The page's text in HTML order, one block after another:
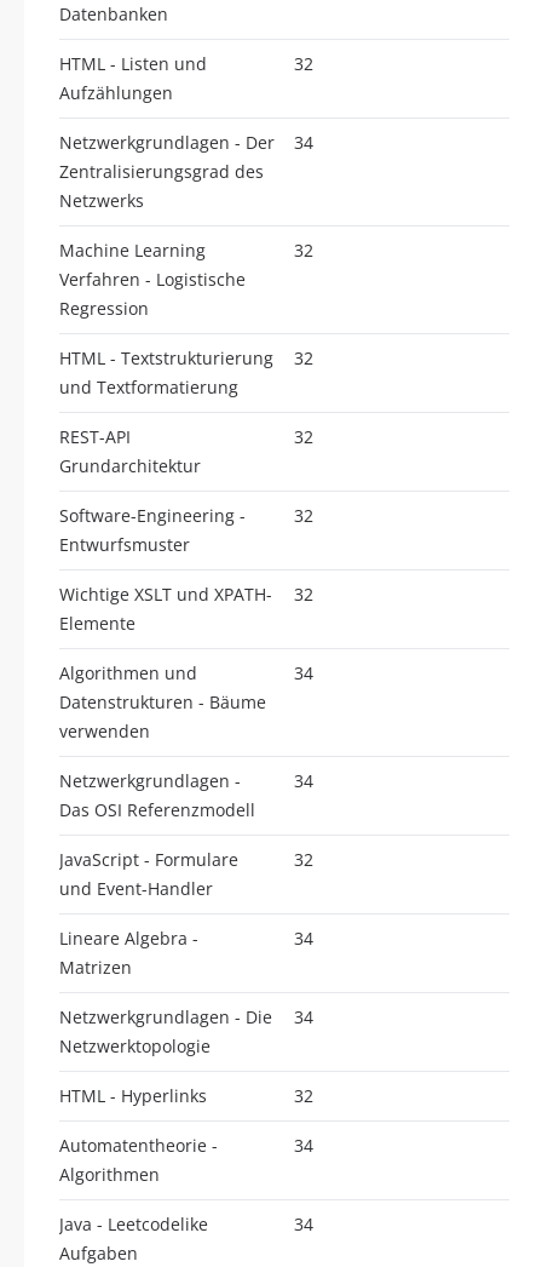
Datenbanken
HTML - Listen und
Aufzählungen
32
Netzwerkgrundlagen - Der
Zentralisierungsgrad des
Netzwerks
34
Machine Learning
Verfahren - Logistische
Regression
32
HTML - Textstrukturierung
und Textformatierung
32
REST-API
Grundarchitektur
32
Software-Engineering -
Entwurfsmuster
32
Wichtige XSLT und XPATH-
Elemente
32
Algorithmen und
Datenstrukturen - Bäume
verwenden
34
Netzwerkgrundlagen -
Das OSI Referenzmodell
34
JavaScript - Formulare
und Event-Handler
32
Lineare Algebra -
Matrizen
34
Netzwerkgrundlagen - Die
Netzwerktopologie
34
HTML - Hyperlinks 32
Automatentheorie -
Algorithmen
34
Java - Leetcodelike
Aufgaben
34